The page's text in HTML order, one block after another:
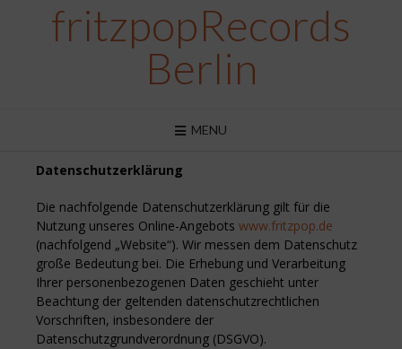
fritzpopRecords
Berlin
MENU
Datenschutzerklärung
Die nachfolgende Datenschutzerklärung gilt für die
Nutzung unseres Online-Angebots www.fritzpop.de
(nachfolgend „Website“). Wir messen dem Datenschutz
große Bedeutung bei. Die Erhebung und Verarbeitung
Ihrer personenbezogenen Daten geschieht unter
Beachtung der geltenden datenschutzrechtlichen
Vorschriften, insbesondere der
Datenschutzgrundverordnung (DSGVO).